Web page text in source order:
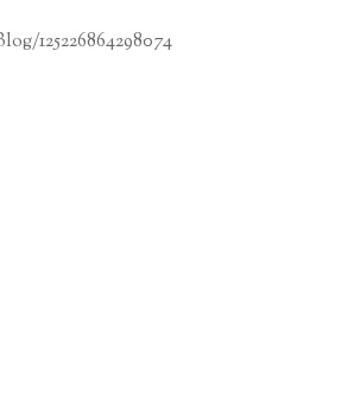
125226864298074